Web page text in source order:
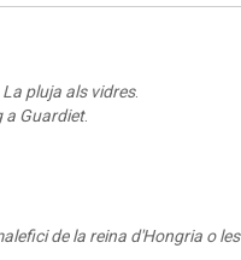
La pluja als vidres.
a Guardiet.
de la reina d'Hongria o les